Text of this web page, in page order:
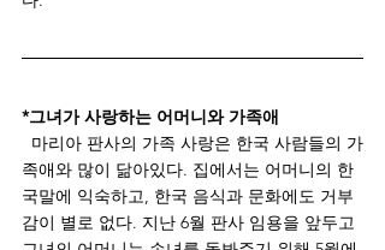
*그녀가 사랑하는 어머니와 가족애
족애와 많이 닮아있다. 집에서는 어머니의 한
국말에 익숙하고, 한국 음식과 문화에도 거부
감이 별로 없다. 지난 6월 판사 임용을 앞두고